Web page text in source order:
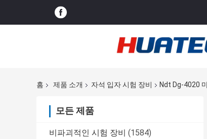
홈 제품 소개 자석 입자 시험 장비 Ndt Dg-4020
모든 제품
비파괴적인 시험 장비 (1584)